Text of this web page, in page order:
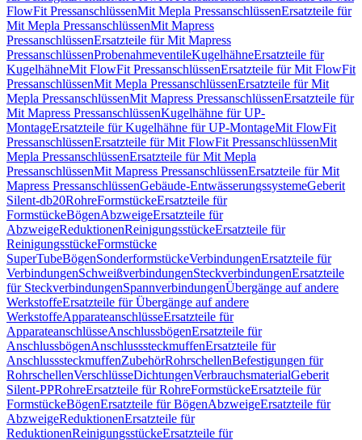
FlowFit PressanschlüssenMit Mepla PressanschlüssenErsatzteile für
Mit Mepla PressanschlüssenMit Mapress
PressanschlüssenErsatzteile für Mit Mapress
PressanschlüssenProbenahmeventileKugelhähneErsatzteile für
KugelhähneMit FlowFit PressanschlüssenErsatzteile für Mit FlowFit
PressanschlüssenMit Mepla PressanschlüssenErsatzteile für Mit
Mepla PressanschlüssenMit Mapress PressanschlüssenErsatzteile für
Mit Mapress PressanschlüssenKugelhähne für UP-
MontageErsatzteile für Kugelhähne für UP-MontageMit FlowFit
PressanschlüssenErsatzteile für Mit FlowFit PressanschlüssenMit
Mepla PressanschlüssenErsatzteile für Mit Mepla
PressanschlüssenMit Mapress PressanschlüssenErsatzteile für Mit
Mapress PressanschlüssenGebäude-EntwässerungssystemeGeberit
Silent-db20RohreFormstückeErsatzteile für
FormstückeBögenAbzweigeErsatzteile für
AbzweigeReduktionenReinigungsstückeErsatzteile für
ReinigungsstückeFormstücke
SuperTubeBögenSonderformstückeVerbindungenErsatzteile für
VerbindungenSchweißverbindungenSteckverbindungenErsatzteile
für SteckverbindungenSpannverbindungenÜbergänge auf andere
WerkstoffeErsatzteile für Übergänge auf andere
WerkstoffeApparateanschlüsseErsatzteile für
ApparateanschlüsseAnschlussbögenErsatzteile für
AnschlussbögenAnschlusssteckmuffenErsatzteile für
AnschlusssteckmuffenZubehörRohrschellenBefestigungen für
RohrschellenVerschlüsseDichtungenVerbrauchsmaterialGeberit
Silent-PPRohreErsatzteile für RohreFormstückeErsatzteile für
FormstückeBögenErsatzteile für BögenAbzweigeErsatzteile für
AbzweigeReduktionenErsatzteile für
ReduktionenReinigungsstückeErsatzteile für